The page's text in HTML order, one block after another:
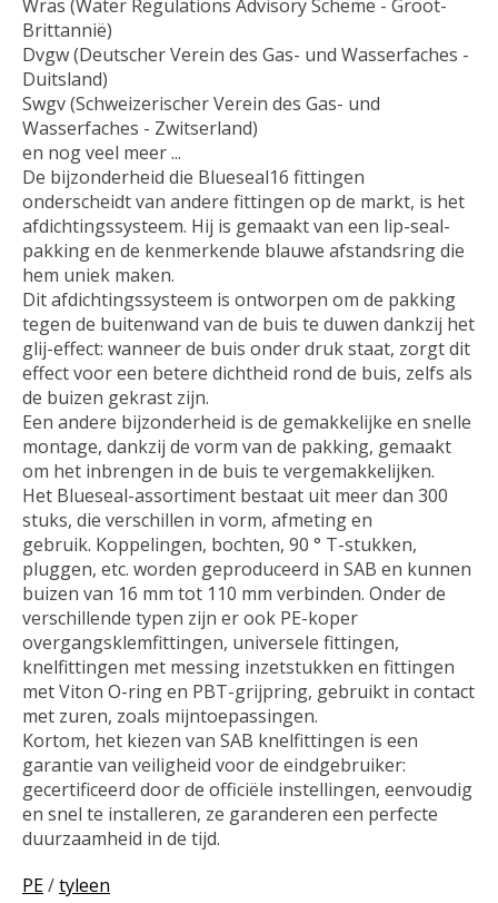
Wras (Water Regulations Advisory Scheme - Groot-
Brittannië)
Dvgw (Deutscher Verein des Gas- und Wasserfaches -
Duitsland)
Swgv (Schweizerischer Verein des Gas- und
Wasserfaches - Zwitserland)
en nog veel meer ...
De bijzonderheid die Blueseal16 fittingen
onderscheidt van andere fittingen op de markt, is het
afdichtingssysteem. Hij is gemaakt van een lip-seal-
pakking en de kenmerkende blauwe afstandsring die
hem uniek maken.
Dit afdichtingssysteem is ontworpen om de pakking
tegen de buitenwand van de buis te duwen dankzij het
glij-effect: wanneer de buis onder druk staat, zorgt dit
effect voor een betere dichtheid rond de buis, zelfs als
de buizen gekrast zijn.
Een andere bijzonderheid is de gemakkelijke en snelle
montage, dankzij de vorm van de pakking, gemaakt
om het inbrengen in de buis te vergemakkelijken.
Het Blueseal-assortiment bestaat uit meer dan 300
stuks, die verschillen in vorm, afmeting en
gebruik. Koppelingen, bochten, 90 ° T-stukken,
pluggen, etc. worden geproduceerd in SAB en kunnen
buizen van 16 mm tot 110 mm verbinden. Onder de
verschillende typen zijn er ook PE-koper
overgangsklemfittingen, universele fittingen,
knelfittingen met messing inzetstukken en fittingen
met Viton O-ring en PBT-grijpring, gebruikt in contact
met zuren, zoals mijntoepassingen.
Kortom, het kiezen van SAB knelfittingen is een
garantie van veiligheid voor de eindgebruiker:
gecertificeerd door de officiële instellingen, eenvoudig
en snel te installeren, ze garanderen een perfecte
duurzaamheid in de tijd.
PE/tyleen